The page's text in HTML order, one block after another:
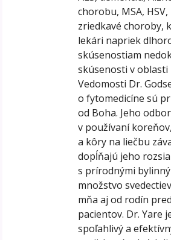
chorobu, MSA,
zriedkavé choroby,
lekári napriek
skúsenostiam
skúsenosti v oblasti
Vedomosti Dr.
o fytomedicíne sú
od Boha. Jeho
v používaní
a kôry na liečbu
dopĺňajú jeho
s prírodnými
množstvo
mňa aj od rodín
pacientov. Dr. Yare
spoľahlivý a